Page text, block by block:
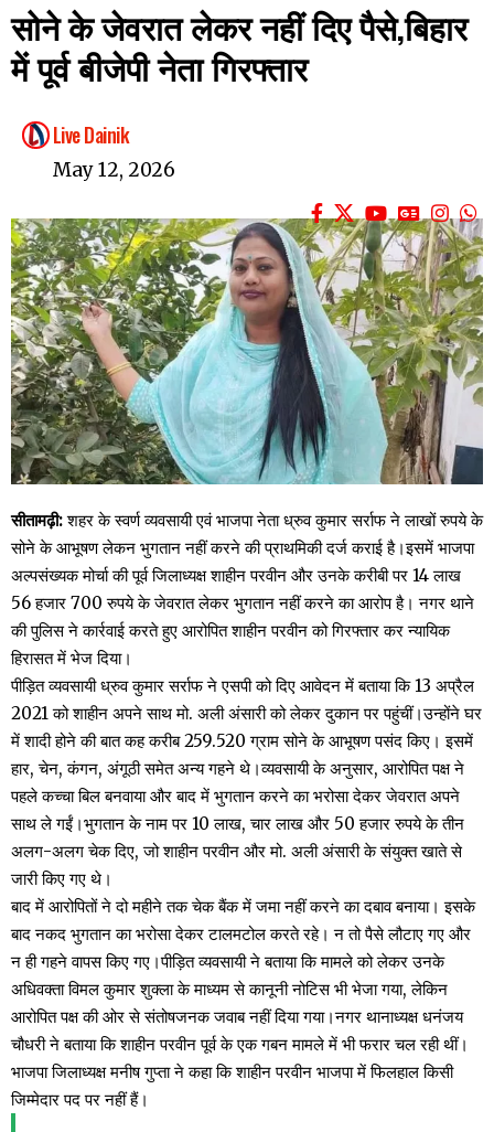
सोने के जेवरात लेकर नहीं दिए पैसे,बिहार
में पूर्व बीजेपी नेता गिरफ्तार
Live Dainik
May 12, 2026
सीतामढ़ी:शहर के स्वर्ण व्यवसायी एवं भाजपा नेता ध्रुव कुमार सर्राफ ने लाखों रुपये के
सोने के आभूषण लेकन भुगतान नहीं करने की प्राथमिकी दर्ज कराई है।इसमें भाजपा
अल्पसंख्यक मोर्चा की पूर्व जिलाध्यक्ष शाहीन परवीन और उनके करीबी पर 14 लाख
56 हजार 700 रुपये के जेवरात लेकर भुगतान नहीं करने का आरोप है। नगर थाने
की पुलिस ने कार्रवाई करते हुए आरोपित शाहीन परवीन को गिरफ्तार कर न्यायिक
हिरासत में भेज दिया।
पीड़ित व्यवसायी ध्रुव कुमार सर्राफ ने एसपी को दिए आवेदन में बताया कि 13 अप्रैल
2021 को शाहीन अपने साथ मो. अली अंसारी को लेकर दुकान पर पहुंचीं।उन्होंने घर
में शादी होने की बात कह करीब 259.520 ग्राम सोने के आभूषण पसंद किए। इसमें
हार, चेन, कंगन, अंगूठी समेत अन्य गहने थे।व्यवसायी के अनुसार, आरोपित पक्ष ने
पहले कच्चा बिल बनवाया और बाद में भुगतान करने का भरोसा देकर जेवरात अपने
साथ ले गईं।भुगतान के नाम पर 10 लाख, चार लाख और 50 हजार रुपये के तीन
अलग-अलग चेक दिए, जो शाहीन परवीन और मो. अली अंसारी के संयुक्त खाते से
जारी किए गए थे।
बाद में आरोपितों ने दो महीने तक चेक बैंक में जमा नहीं करने का दबाव बनाया। इसके
बाद नकद भुगतान का भरोसा देकर टालमटोल करते रहे। न तो पैसे लौटाए गए और
न ही गहने वापस किए गए।पीड़ित व्यवसायी ने बताया कि मामले को लेकर उनके
अधिवक्ता विमल कुमार शुक्ला के माध्यम से कानूनी नोटिस भी भेजा गया, लेकिन
आरोपित पक्ष की ओर से संतोषजनक जवाब नहीं दिया गया।नगर थानाध्यक्ष धनंजय
चौधरी ने बताया कि शाहीन परवीन पूर्व के एक गबन मामले में भी फरार चल रही थीं।
भाजपा जिलाध्यक्ष मनीष गुप्ता ने कहा कि शाहीन परवीन भाजपा में फिलहाल किसी
जिम्मेदार पद पर नहीं हैं।